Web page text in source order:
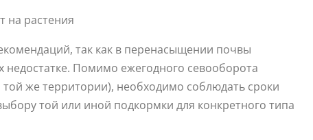
на растения
так как в перенасыщении почвы
Помимо ежегодного севооборота
же территории), необходимо соблюдать сроки
той или иной подкормки для конкретного типа